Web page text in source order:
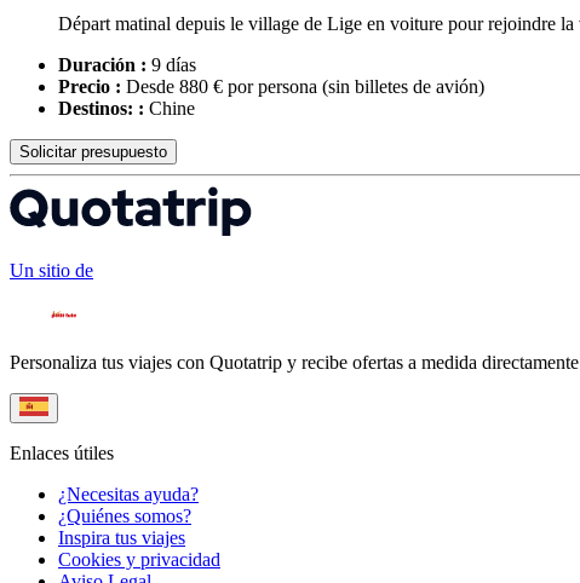
Départ matinal depuis le village de Lige en voiture pour rejoindre
Duración : 9 días
Precio : Desde 880 € por persona (sin billetes de avión)
Destinos: : Chine
Solicitar presupuesto
Un sitio de
Personaliza tus viajes con Quotatrip y recibe ofertas a medida
Enlaces útiles
¿Necesitas ayuda?
¿Quiénes somos?
Inspira tus viajes
Cookies y privacidad